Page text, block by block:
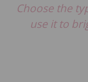
Choose the
use it to